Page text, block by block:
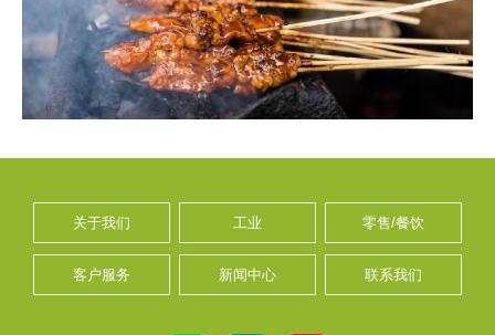
关于我们 工业 零售/餐饮
客户服务 新闻中心 联系我们